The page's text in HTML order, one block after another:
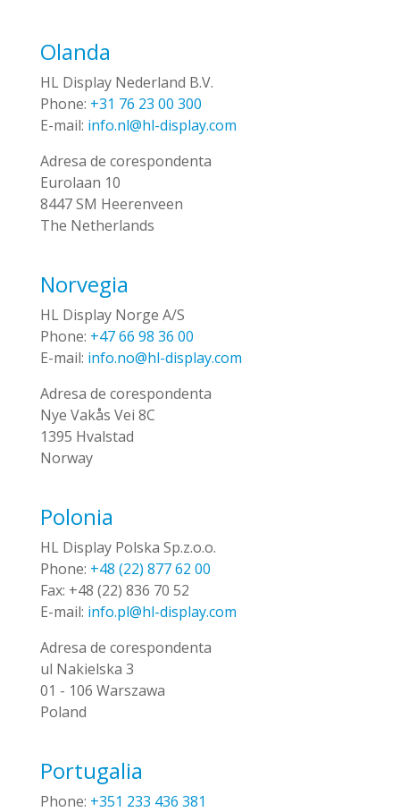
Olanda
HL Display Nederland B.V.
Phone: +31 76 23 00 300
E-mail: info.nl@hl-display.com
Adresa de corespondenta
Eurolaan 10
8447 SM Heerenveen
The Netherlands
Norvegia
HL Display Norge A/S
Phone: +47 66 98 36 00
E-mail: info.no@hl-display.com
Adresa de corespondenta
Nye Vakås Vei 8C
1395 Hvalstad
Norway
Polonia
HL Display Polska Sp.z.o.o.
Phone: +48 (22) 877 62 00
Fax: +48 (22) 836 70 52
E-mail: info.pl@hl-display.com
Adresa de corespondenta
ul Nakielska 3
01 - 106 Warszawa
Poland
Portugalia
Phone: +351 233 436 381